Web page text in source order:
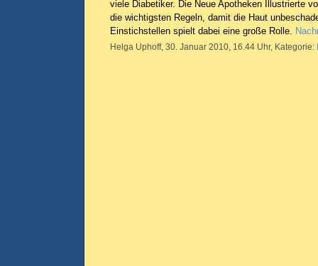
viele Diabetiker. Die Neue Apotheken Illustrierte
die wichtigsten Regeln, damit die Haut
Einstichstellen spielt dabei eine große Rolle.
Helga Uphoff, 30. Januar 2010, 16.44 Uhr, Kategorie: